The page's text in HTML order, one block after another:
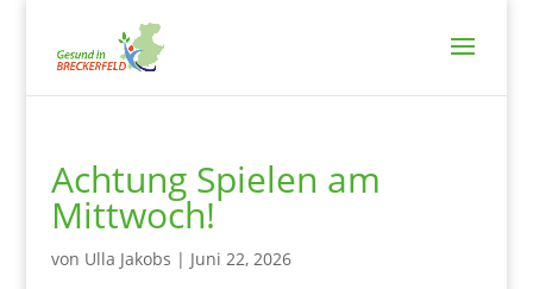
Achtung Spielen am
Mittwoch!
von Ulla Jakobs | Juni 22, 2026